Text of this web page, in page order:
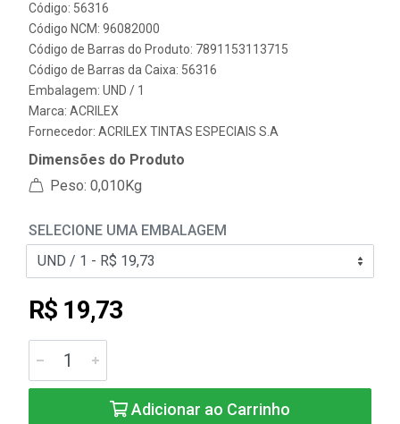
Código: 56316
Código NCM: 96082000
Código de Barras do Produto: 7891153113715
Código de Barras da Caixa: 56316
Embalagem: UND / 1
Marca: ACRILEX
Fornecedor: ACRILEX TINTAS ESPECIAIS S.A
Dimensões do Produto
Peso: 0,010Kg
SELECIONE UMA EMBALAGEM
R$ 19,73
Adicionar ao Carrinho